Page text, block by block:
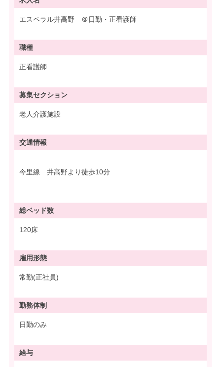
エスペラル井高野 ＠日勤・正看護師
職種
正看護師
募集セクション
老人介護施設
交通情報
今里線 井高野より徒歩10分
総ベッド数
120床
雇用形態
常勤(正社員)
勤務体制
日勤のみ
給与